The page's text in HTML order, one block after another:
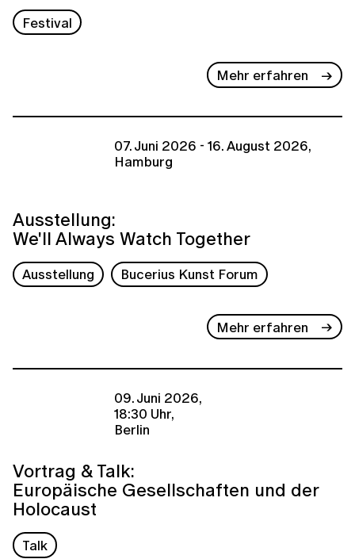
Festival
Mehr erfahren
07. Juni 2026 - 16. August 2026,
Hamburg
Ausstellung:
We'll Always Watch Together
Ausstellung Bucerius Kunst Forum
Mehr erfahren
09. Juni 2026,
18:30 Uhr,
Berlin
Vortrag & Talk:
Europäische Gesellschaften und der
Holocaust
Talk